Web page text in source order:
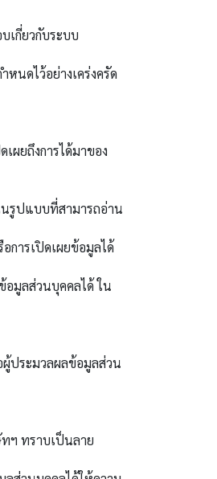
กี่ยวกับระบบ
ดไว้อย่างเคร่งครัด
ยถึงการได้มาของ
รูปแบบที่สามารถอ่าน
ารเปิดเผยข้อมูลได้
มูลส่วนบุคคลได้ ใน
ประมวลผลข้อมูลส่วน
ฯ ทราบเป็นลาย